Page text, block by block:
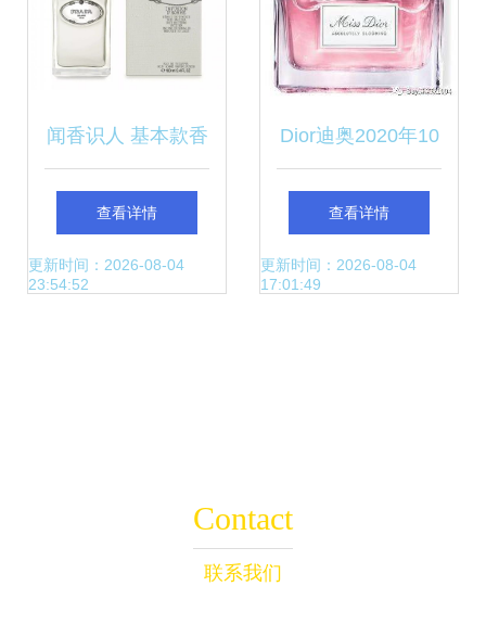
闻香识人 基本款香
水与处男的微妙关
联
查看详情
更新时间：2026-08-04
23:54:52
Dior迪奥2020年10
月免税香水报价详
解 奢华香氛也需价
查看详情
更新时间：2026-08-04
17:01:49
Contact
联系我们